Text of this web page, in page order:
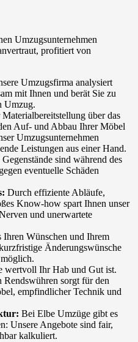
Umzugsunternehmen
profitiert von
Umzugsfirma analysiert
mit Ihnen und berät Sie zu
Umzug.
über das
Auf- und Abbau Ihrer Möbel
Umzugsunternehmen
Leistungen aus einer Hand.
sind während des
eventuelle Schäden
Durch effiziente Abläufe,
Know-how spart Ihnen unser
und unerwartete
Ihren Wünschen und Ihrem
Änderungswünsche
wertvoll Ihr Hab und Gut ist.
Rendswühren sorgt für den
empfindlicher Technik und
Bei Elbe Umzüge gibt es
Unsere Angebote sind fair,
kalkuliert.